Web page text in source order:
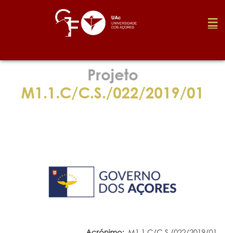
Fundação
Media
Projeto
M1.1.C/C.S./022/2019/01